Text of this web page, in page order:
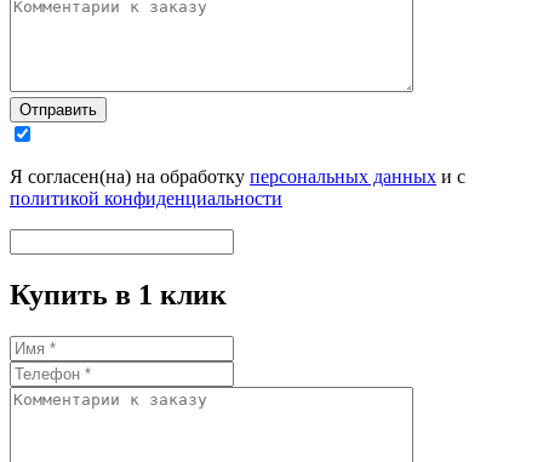
Отправить
Я согласен(на) на обработку персональных данных и с
политикой конфиденциальности
Купить в 1 клик